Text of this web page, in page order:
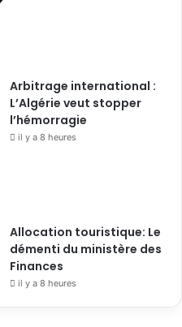
Arbitrage international :
L’Algérie veut stopper
l’hémorragie
il y a 8 heures
Allocation touristique: Le
démenti du ministère des
Finances
il y a 8 heures